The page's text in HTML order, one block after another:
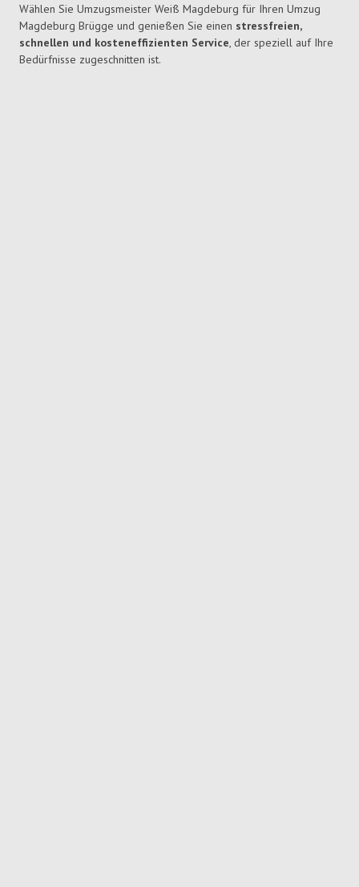
Wählen Sie Umzugsmeister Weiß Magdeburg für Ihren Umzug
Magdeburg Brügge und genießen Sie einen stressfreien,
schnellen und kosteneffizienten Service, der speziell auf Ihre
Bedürfnisse zugeschnitten ist.